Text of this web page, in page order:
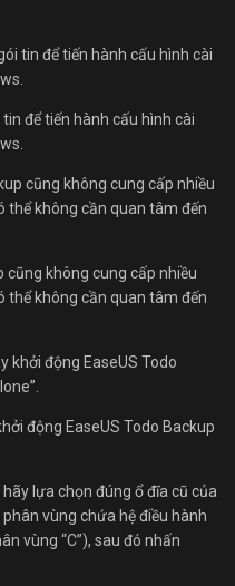
để tiến hành cấu hình cài
cũng không cung cấp nhiều
thể không cần quan tâm đến
động EaseUS Todo Backup